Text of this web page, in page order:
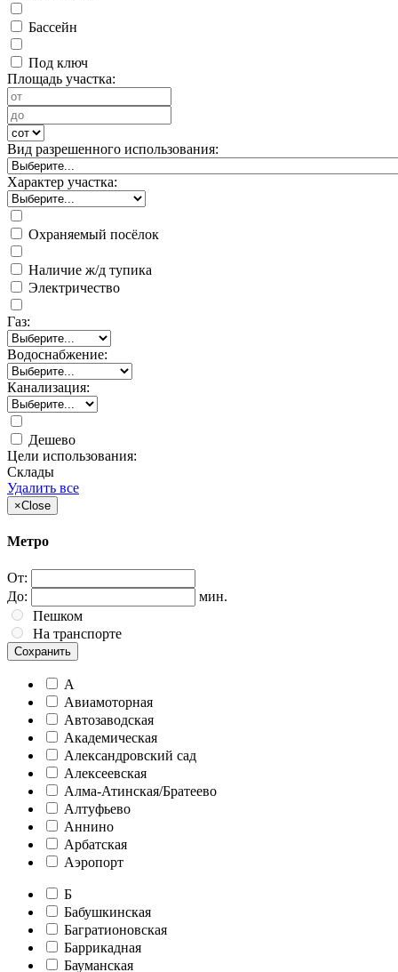
Бассейн
Под ключ
Площадь участка:
Вид разрешенного использования:
Характер участка:
Охраняемый посёлок
Наличие ж/д тупика
Электричество
Газ:
Водоснабжение:
Канализация:
Дешево
Цели использования:
Склады
Удалить все
×Close
Метро
От:
До:
мин.
Пешком
На транспорте
Сохранить
А
Авиамоторная
Автозаводская
Академическая
Александровский сад
Алексеевская
Алма-Атинская/Братеево
Алтуфьево
Аннино
Арбатская
Аэропорт
Б
Бабушкинская
Багратионовская
Баррикадная
Бауманская